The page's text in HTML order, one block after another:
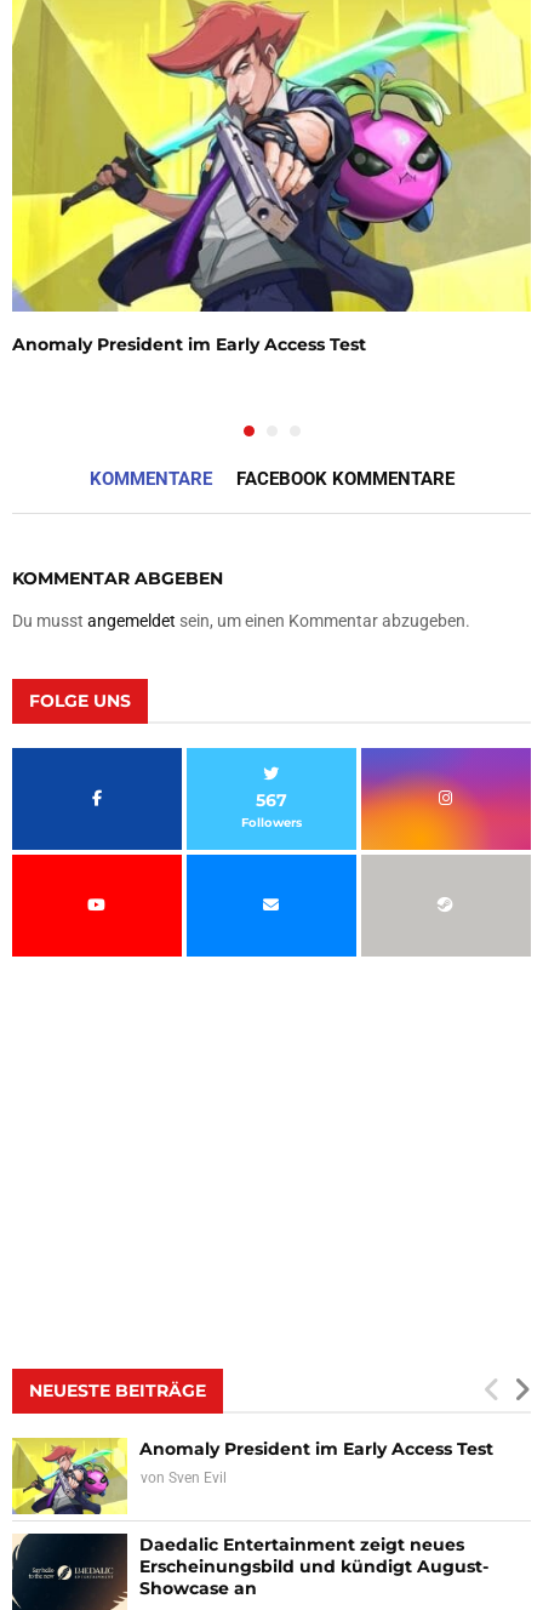
Anomaly President im Early Access Test
KOMMENTARE FACEBOOK KOMMENTARE
KOMMENTAR ABGEBEN
Du musst angemeldet sein, um einen Kommentar abzugeben.
FOLGE UNS
567
Followers
NEUESTE BEITRÄGE
Anomaly President im Early Access Test
von Sven Evil
Daedalic Entertainment zeigt neues
Erscheinungsbild und kündigt August-
Showcase an